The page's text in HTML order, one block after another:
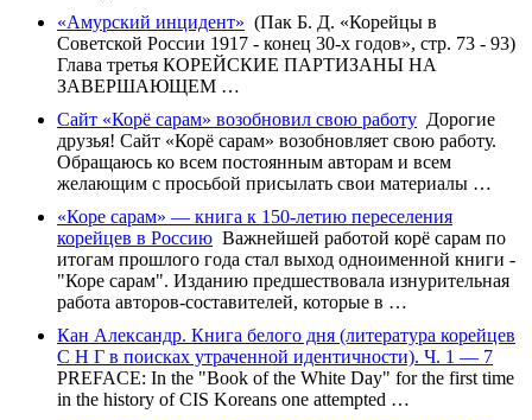
«Амурский инцидент» (Пак Б. Д. «Корейцы в
Советской России 1917 - конец 30-х годов», стр. 73 - 93)
Глава третья КОРЕЙСКИЕ ПАРТИЗАНЫ НА
ЗАВЕРШАЮЩЕМ …
Сайт «Корё сарам» возобновил свою работу Дорогие
друзья! Сайт «Корё сарам» возобновляет свою работу.
Обращаюсь ко всем постоянным авторам и всем
желающим с просьбой присылать свои материалы …
«Коре сарам» — книга к 150-летию переселения
корейцев в Россию Важнейшей работой корё сарам по
итогам прошлого года стал выход одноименной книги -
"Коре сарам". Изданию предшествовала изнурительная
работа авторов-составителей, которые в …
Кан Александр. Книга белого дня (литература корейцев
С Н Г в поисках утраченной идентичности). Ч. 1 — 7
PREFACE: In the "Book of the White Day" for the first time
in the history of CIS Koreans one attempted …